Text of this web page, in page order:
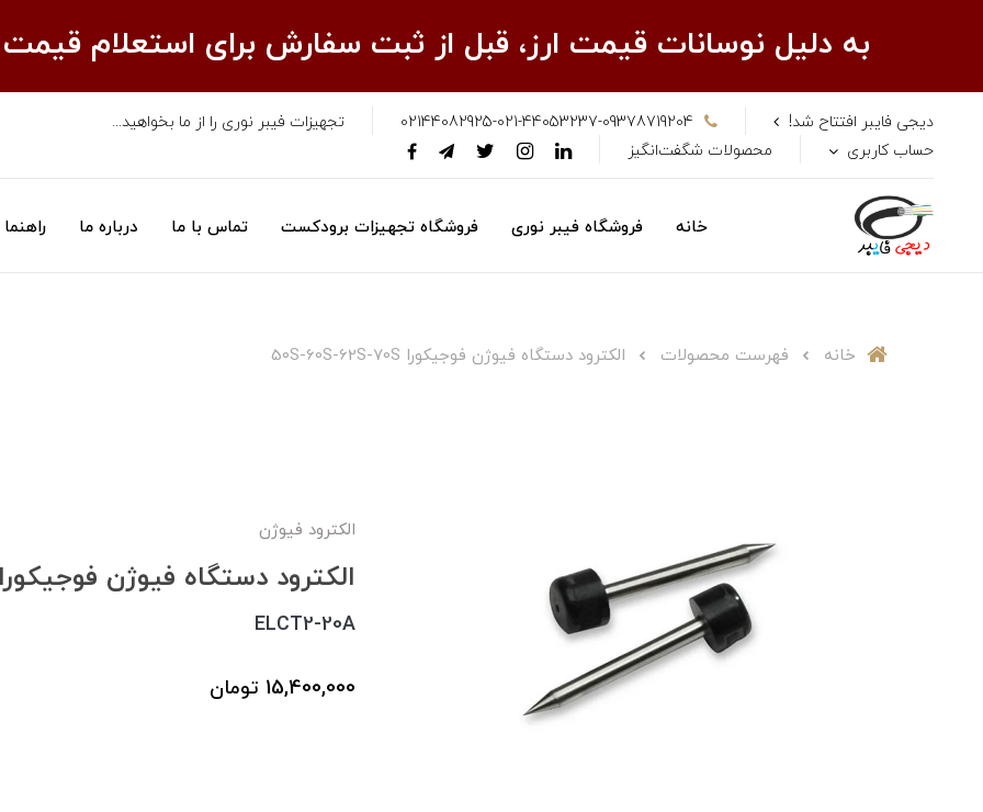
به دلیل نوسانات قیمت ارز، قبل از ثبت سفارش برای استعلام
دیجی فایبر افتتاح شد! 02144082925-021-44053237-09378719204
تجهیزات فیبر نوری را از ما بخواهید...
حساب کاربری
محصولات شگفت‌انگیز
خانه فروشگاه فیبر نوری فروشگاه تجهیزات برودکست تماس با ما درباره ما راهنما
خانه فهرست محصولات الکترود دستگاه فیوژن فوجیکورا 50S-60S-62S-70S
الکترود فیوژن
الکترود دستگاه فیوژن فوجیکورا 50S-60S-62S-70S
ELCT2-20A
15,400,000 تومان